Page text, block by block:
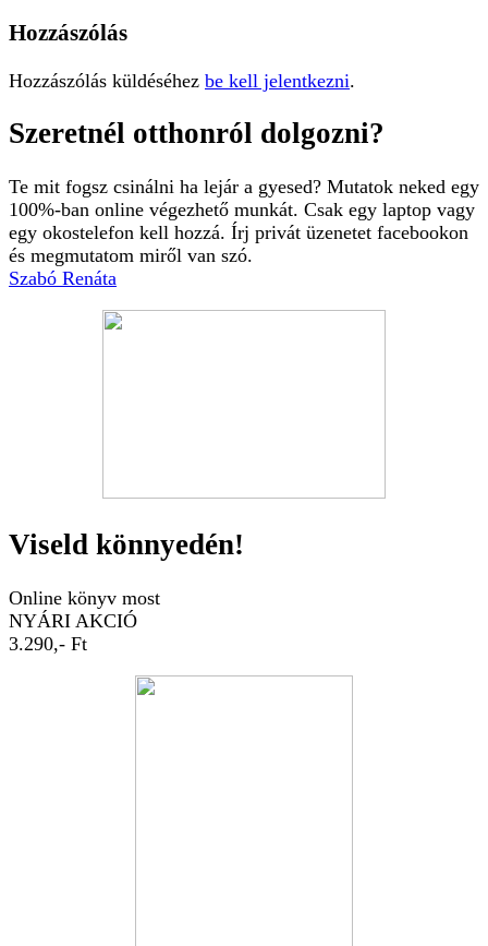
Szeretnél otthonról dolgozni?
Te mit fogsz csinálni ha lejár a gyesed? Mutatok neked egy
100%-ban online végezhető munkát. Csak egy laptop vagy
egy okostelefon kell hozzá. Írj privát üzenetet facebookon
és megmutatom miről van szó.
Viseld könnyedén!
Online könyv most
NYÁRI AKCIÓ